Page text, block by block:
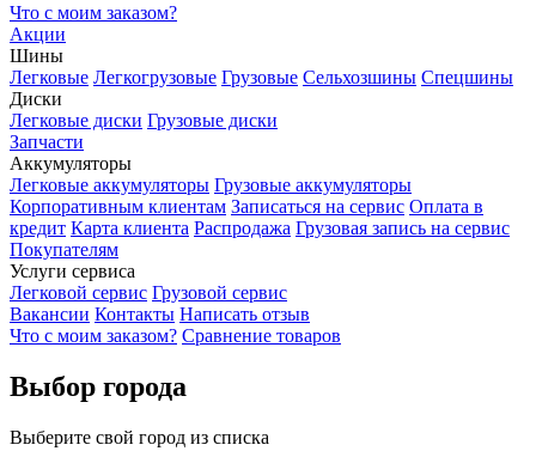
Что с моим заказом?
Акции
Шины
Легковые Легкогрузовые Грузовые Сельхозшины Спецшины
Диски
Легковые диски Грузовые диски
Запчасти
Аккумуляторы
Легковые аккумуляторы Грузовые аккумуляторы
Корпоративным клиентам Записаться на сервис Оплата в
кредит Карта клиента Распродажа Грузовая запись на сервис
Покупателям
Услуги сервиса
Легковой сервис Грузовой сервис
Вакансии Контакты Написать отзыв
Что с моим заказом? Сравнение товаров
Выбор города
Выберите свой город из списка